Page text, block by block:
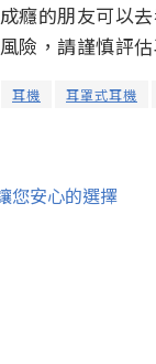
癮的朋友可以
險，請謹慎評估
耳機 耳罩式耳機
您安心的選擇